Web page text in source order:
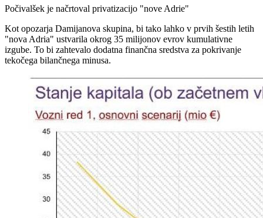
Počivalšek je načrtoval privatizacijo "nove Adrie"
Kot opozarja Damijanova skupina, bi tako lahko v prvih šestih letih
"nova Adria" ustvarila okrog 35 milijonov evrov kumulativne
izgube. To bi zahtevalo dodatna finančna sredstva za pokrivanje
tekočega bilančnega minusa.